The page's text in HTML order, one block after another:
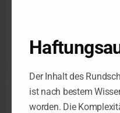
Bundesgerichtshof
Der Inhalt des
ist nach bestem
worden. Die